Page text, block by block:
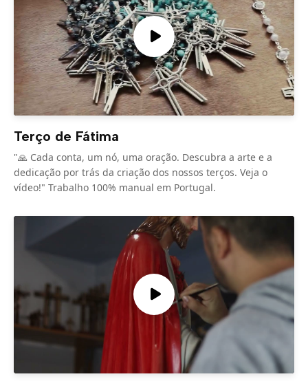
Terço de Fátima
"🙏 Cada conta, um nó, uma oração. Descubra a arte e a
dedicação por trás da criação dos nossos terços. Veja o
vídeo!" Trabalho 100% manual em Portugal.